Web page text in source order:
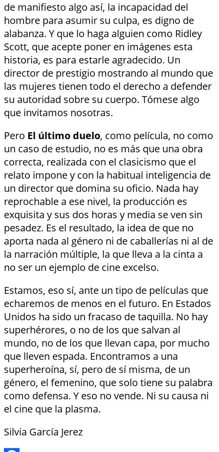
de manifiesto algo así, la incapacidad del
hombre para asumir su culpa, es digno de
alabanza. Y que lo haga alguien como Ridley
Scott, que acepte poner en imágenes esta
historia, es para estarle agradecido. Un
director de prestigio mostrando al mundo que
las mujeres tienen todo el derecho a defender
su autoridad sobre su cuerpo. Tómese algo
que invitamos nosotras.
Pero El último duelo, como película, no como
un caso de estudio, no es más que una obra
correcta, realizada con el clasicismo que el
relato impone y con la habitual inteligencia de
un director que domina su oficio. Nada hay
reprochable a ese nivel, la producción es
exquisita y sus dos horas y media se ven sin
pesadez. Es el resultado, la idea de que no
aporta nada al género ni de caballerías ni al de
la narración múltiple, la que lleva a la cinta a
no ser un ejemplo de cine excelso.
Estamos, eso sí, ante un tipo de películas que
echaremos de menos en el futuro. En Estados
Unidos ha sido un fracaso de taquilla. No hay
superhérores, o no de los que salvan al
mundo, no de los que llevan capa, por mucho
que lleven espada. Encontramos a una
superheroína, sí, pero de sí misma, de un
género, el femenino, que solo tiene su palabra
como defensa. Y eso no vende. Ni su causa ni
el cine que la plasma.
Silvia García Jerez